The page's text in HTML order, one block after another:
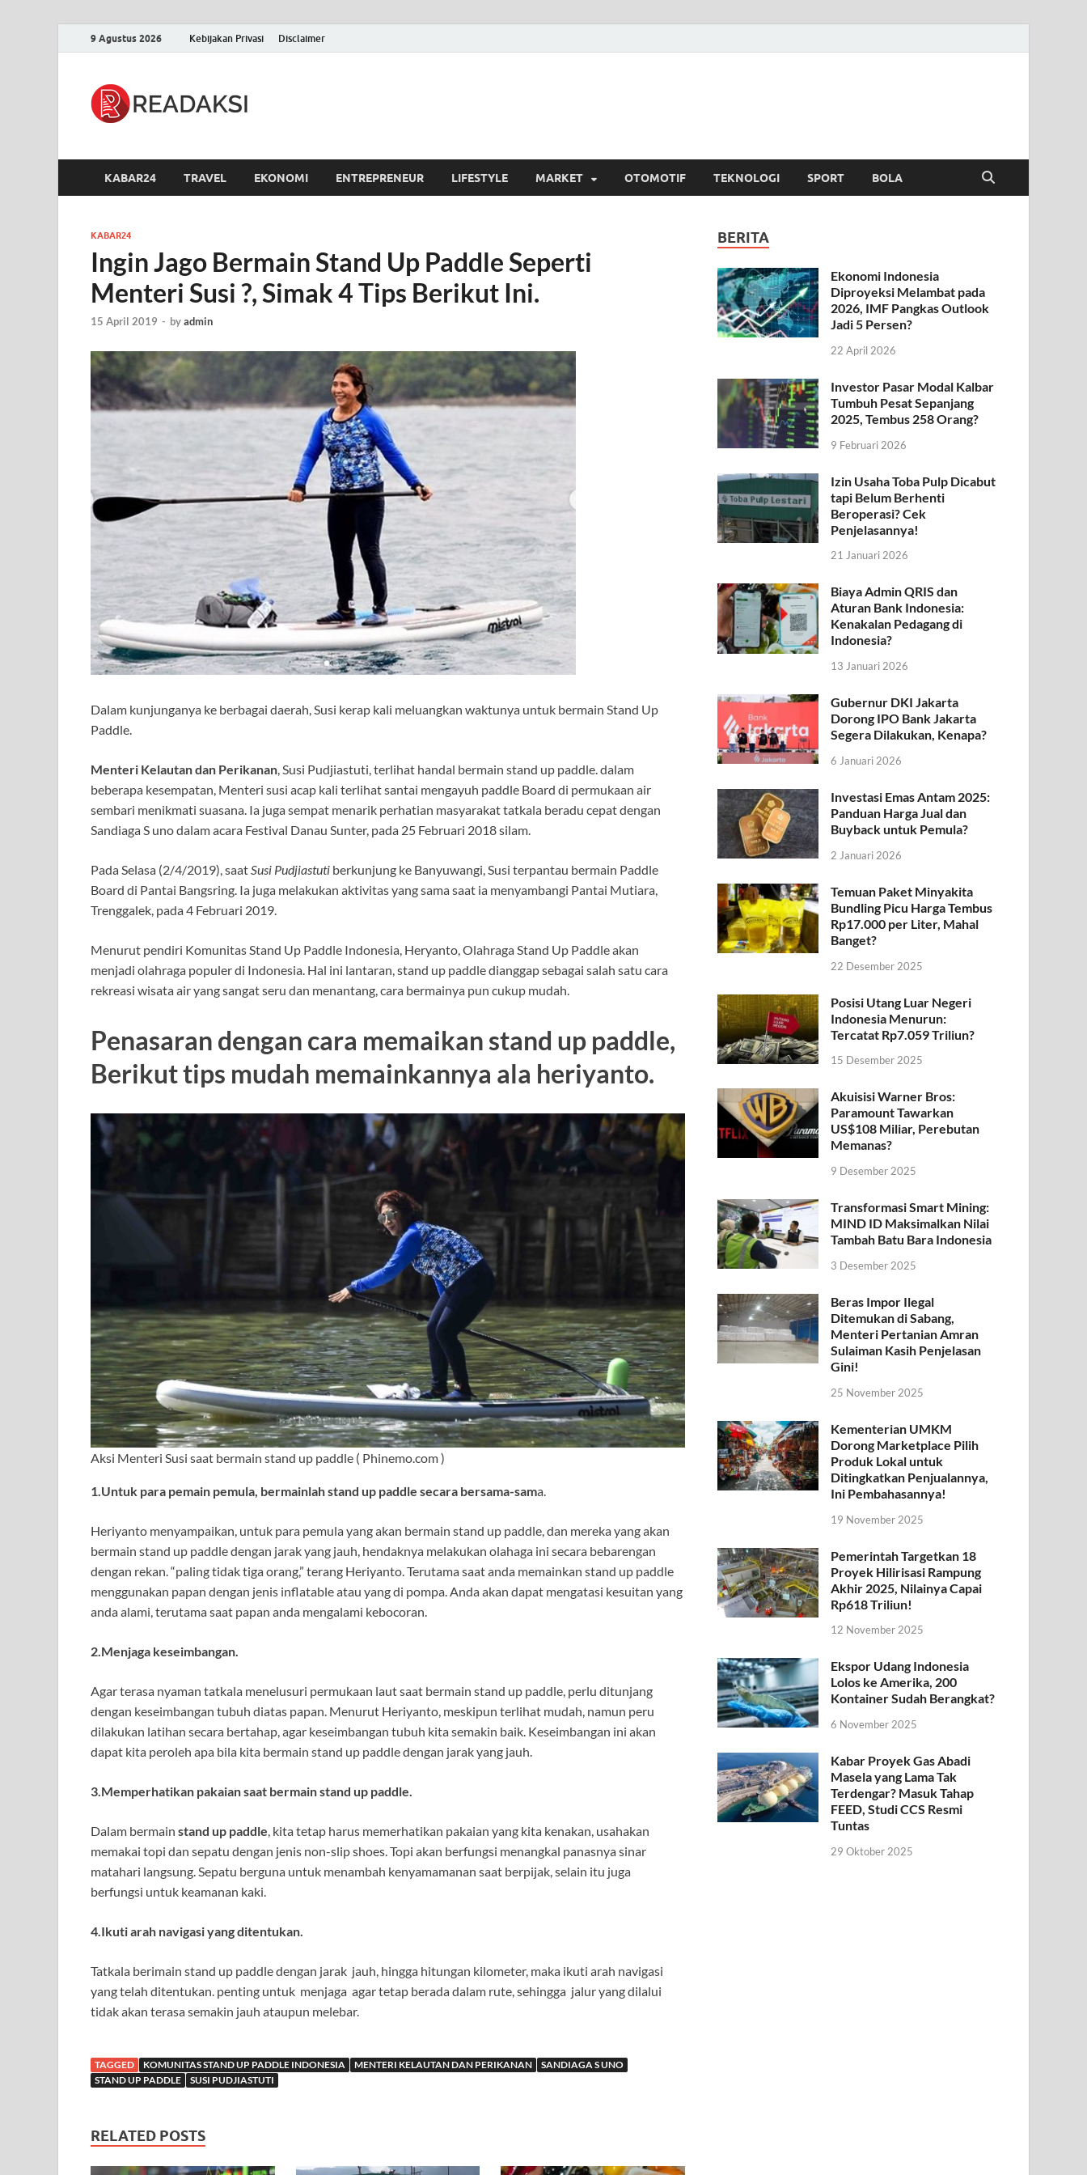
9 Agustus 2026 Kebijakan Privasi Disclaimer
KABAR24 TRAVEL EKONOMI ENTREPRENEUR LIFESTYLE MARKET OTOMOTIF TEKNOLOGI SPORT BOLA
KABAR24
Ingin Jago Bermain Stand Up Paddle Seperti
Menteri Susi ?, Simak 4 Tips Berikut Ini.
15 April 2019 - byadmin
Dalam kunjunganya ke berbagai daerah, Susi kerap kali meluangkan waktunya untuk bermain Stand Up
Paddle.
Menteri Kelautan dan Perikanan, Susi Pudjiastuti, terlihat handal bermain stand up paddle. dalam
beberapa kesempatan, Menteri susi acap kali terlihat santai mengayuh paddle Board di permukaan air
sembari menikmati suasana. Ia juga sempat menarik perhatian masyarakat tatkala beradu cepat dengan
Sandiaga S uno dalam acara Festival Danau Sunter, pada 25 Februari 2018 silam.
Pada Selasa (2/4/2019), saatSusi Pudjiastuti berkunjung ke Banyuwangi, Susi terpantau bermain Paddle
Board di Pantai Bangsring. Ia juga melakukan aktivitas yang sama saat ia menyambangi Pantai Mutiara,
Trenggalek, pada 4 Februari 2019.
Menurut pendiri Komunitas Stand Up Paddle Indonesia, Heryanto, Olahraga Stand Up Paddle akan
menjadi olahraga populer di Indonesia. Hal ini lantaran, stand up paddle dianggap sebagai salah satu cara
rekreasi wisata air yang sangat seru dan menantang, cara bermainya pun cukup mudah.
Penasaran dengan cara memaikan stand up paddle,
Berikut tips mudah memainkannya ala heriyanto.
Aksi Menteri Susi saat bermain stand up paddle ( Phinemo.com )
1.Untuk para pemain pemula, bermainlah stand up paddle secara bersama-sama.
Heriyanto menyampaikan, untuk para pemula yang akan bermain stand up paddle, dan mereka yang akan
bermain stand up paddle dengan jarak yang jauh, hendaknya melakukan olahaga ini secara bebarengan
dengan rekan. “paling tidak tiga orang,” terang Heriyanto. Terutama saat anda memainkan stand up paddle
menggunakan papan dengan jenis inflatable atau yang di pompa. Anda akan dapat mengatasi kesuitan yang
anda alami, terutama saat papan anda mengalami kebocoran.
2.Menjaga keseimbangan.
Agar terasa nyaman tatkala menelusuri permukaan laut saat bermain stand up paddle, perlu ditunjang
dengan keseimbangan tubuh diatas papan. Menurut Heriyanto, meskipun terlihat mudah, namun peru
dilakukan latihan secara bertahap, agar keseimbangan tubuh kita semakin baik. Keseimbangan ini akan
dapat kita peroleh apa bila kita bermain stand up paddle dengan jarak yang jauh.
3.Memperhatikan pakaian saat bermain stand up paddle.
Dalam bermain stand up paddle, kita tetap harus memerhatikan pakaian yang kita kenakan, usahakan
memakai topi dan sepatu dengan jenis non-slip shoes. Topi akan berfungsi menangkal panasnya sinar
matahari langsung. Sepatu berguna untuk menambah kenyamamanan saat berpijak, selain itu juga
berfungsi untuk keamanan kaki.
4.Ikuti arah navigasi yang ditentukan.
Tatkala berimain stand up paddle dengan jarak jauh, hingga hitungan kilometer, maka ikuti arah navigasi
yang telah ditentukan. penting untuk menjaga agar tetap berada dalam rute, sehingga jalur yang dilalui
tidak akan terasa semakin jauh ataupun melebar.
TAGGED KOMUNITAS STAND UP PADDLE INDONESIA MENTERI KELAUTAN DAN PERIKANAN
SANDIAGA S UNO
STAND UP PADDLE
SUSI PUDJIASTUTI
RELATED POSTS
BERITA
Ekonomi Indonesia
Diproyeksi Melambat pada
2026, IMF Pangkas Outlook
Jadi 5 Persen?
22 April 2026
Investor Pasar Modal Kalbar
Tumbuh Pesat Sepanjang
2025, Tembus 258 Orang?
9 Februari 2026
Izin Usaha Toba Pulp Dicabut
tapi Belum Berhenti
Beroperasi? Cek
Penjelasannya!
21 Januari 2026
Biaya Admin QRIS dan
Aturan Bank Indonesia:
Kenakalan Pedagang di
Indonesia?
13 Januari 2026
Gubernur DKI Jakarta
Dorong IPO Bank Jakarta
Segera Dilakukan, Kenapa?
6 Januari 2026
Investasi Emas Antam 2025:
Panduan Harga Jual dan
Buyback untuk Pemula?
2 Januari 2026
Temuan Paket Minyakita
Bundling Picu Harga Tembus
Rp17.000 per Liter, Mahal
Banget?
22 Desember 2025
Posisi Utang Luar Negeri
Indonesia Menurun:
Tercatat Rp7.059 Triliun?
15 Desember 2025
Akuisisi Warner Bros:
Paramount Tawarkan
US$108 Miliar, Perebutan
Memanas?
9 Desember 2025
Transformasi Smart Mining:
MIND ID Maksimalkan Nilai
Tambah Batu Bara Indonesia
3 Desember 2025
Beras Impor Ilegal
Ditemukan di Sabang,
Menteri Pertanian Amran
Sulaiman Kasih Penjelasan
Gini!
25 November 2025
Kementerian UMKM
Dorong Marketplace Pilih
Produk Lokal untuk
Ditingkatkan Penjualannya,
Ini Pembahasannya!
19 November 2025
Pemerintah Targetkan 18
Proyek Hilirisasi Rampung
Akhir 2025, Nilainya Capai
Rp618 Triliun!
12 November 2025
Ekspor Udang Indonesia
Lolos ke Amerika, 200
Kontainer Sudah Berangkat?
6 November 2025
Kabar Proyek Gas Abadi
Masela yang Lama Tak
Terdengar? Masuk Tahap
FEED, Studi CCS Resmi
Tuntas
29 Oktober 2025